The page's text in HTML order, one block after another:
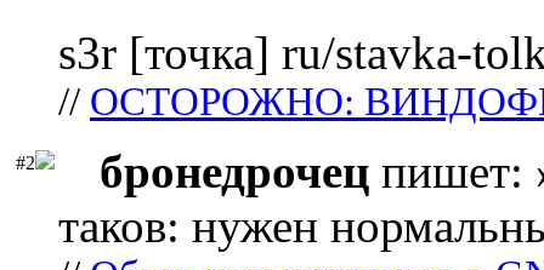
s3r [точка] ru/stavka-
// ОСТОРОЖНО:
#2 бронедрочец пишет:
таков: нужен